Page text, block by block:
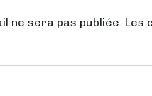
ne sera pas publiée.